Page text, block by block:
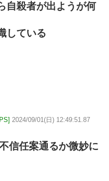
自殺者が出ようが何
している
2024/09/01(日) 12:49:51.87
信任案通るか微妙に